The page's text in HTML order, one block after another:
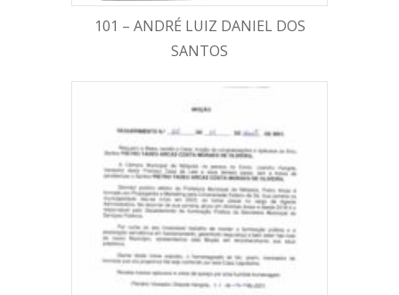
101 – ANDRÉ LUIZ DANIEL DOS
SANTOS